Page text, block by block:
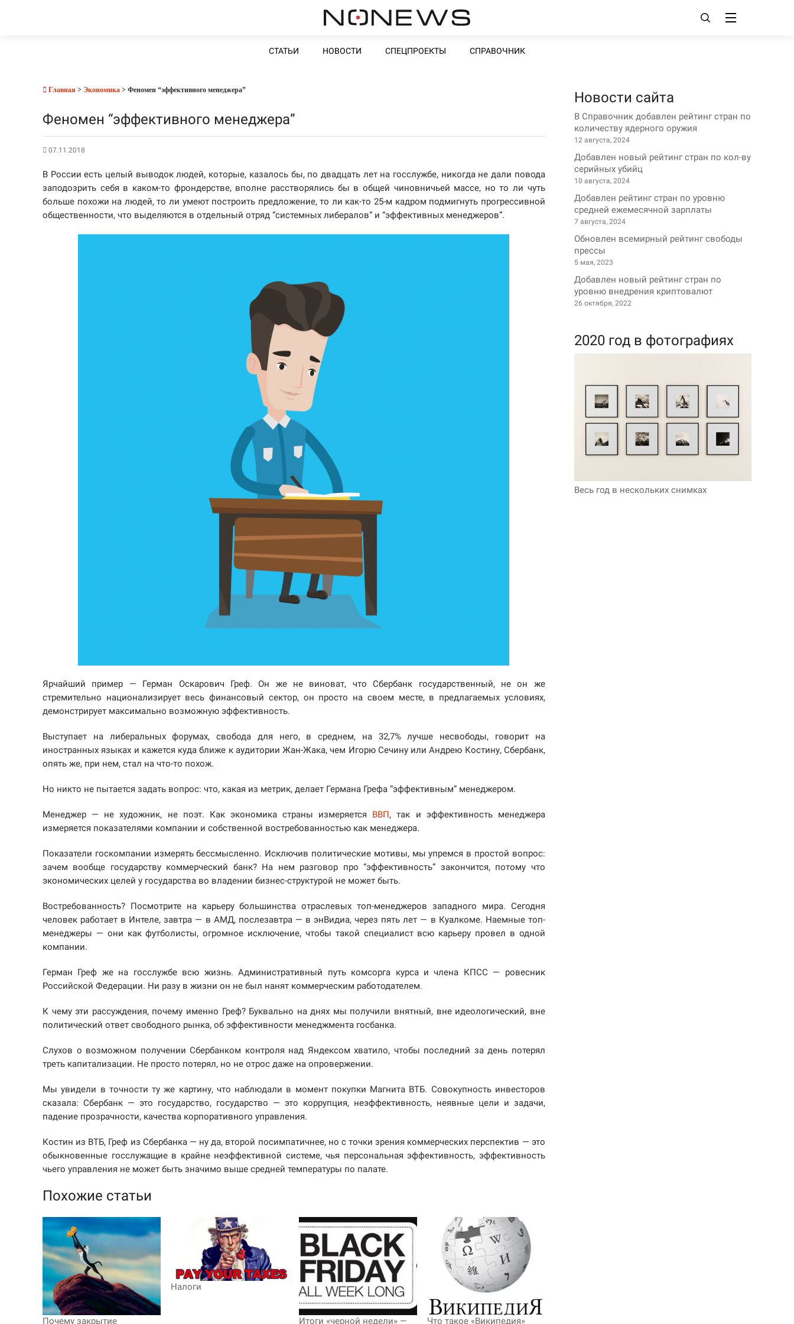
СТАТЬИ НОВОСТИ СПЕЦПРОЕКТЫ СПРАВОЧНИК
Главная > Экономика > Феномен “эффективного менеджера”
Феномен “эффективного менеджера”
07.11.2018
В России есть целый выводок людей, которые, казалось бы, по двадцать лет на госслужбе, никогда не дали повода
заподозрить себя в каком-то фрондерстве, вполне расстворялись бы в общей чиновничьей массе, но то ли чуть
больше похожи на людей, то ли умеют построить предложение, то ли как-то 25-м кадром подмигнуть прогрессивной
общественности, что выделяются в отдельный отряд “системных либералов” и “эффективных менеджеров”.
Ярчайший пример — Герман Оскарович Греф. Он же не виноват, что Сбербанк государственный, не он же
стремительно национализирует весь финансовый сектор, он просто на своем месте, в предлагаемых условиях,
демонстрирует максимально возможную эффективность.
Выступает на либеральных форумах, свобода для него, в среднем, на 32,7% лучше несвободы, говорит на
иностранных языках и кажется куда ближе к аудитории Жан-Жака, чем Игорю Сечину или Андрею Костину, Сбербанк,
опять же, при нем, стал на что-то похож.
Но никто не пытается задать вопрос: что, какая из метрик, делает Германа Грефа “эффективным” менеджером.
Менеджер — не художник, не поэт. Как экономика страны измеряется ВВП, так и эффективность менеджера
измеряется показателями компании и собственной востребованностью как менеджера.
Показатели госкомпании измерять бессмысленно. Исключив политические мотивы, мы упремся в простой вопрос:
зачем вообще государству коммерческий банк? На нем разговор про “эффективность” закончится, потому что
экономических целей у государства во владении бизнес-структурой не может быть.
Востребованность? Посмотрите на карьеру большинства отраслевых топ-менеджеров западного мира. Сегодня
человек работает в Интеле, завтра — в АМД, послезавтра — в энВидиа, через пять лет — в Куалкоме. Наемные топ-
менеджеры — они как футболисты, огромное исключение, чтобы такой специалист всю карьеру провел в одной
компании.
Герман Греф же на госслужбе всю жизнь. Административный путь комсорга курса и члена КПСС — ровесник
Российской Федерации. Ни разу в жизни он не был нанят коммерческим работодателем.
К чему эти рассуждения, почему именно Греф? Буквально на днях мы получили внятный, вне идеологический, вне
политический ответ свободного рынка, об эффективности менеджмента госбанка.
Слухов о возможном получении Сбербанком контроля над Яндексом хватило, чтобы последний за день потерял
треть капитализации. Не просто потерял, но не отрос даже на опровержении.
Мы увидели в точности ту же картину, что наблюдали в момент покупки Магнита ВТБ. Совокупность инвесторов
сказала: Сбербанк — это государство, государство — это коррупция, неэффективность, неявные цели и задачи,
падение прозрачности, качества корпоративного управления.
Костин из ВТБ, Греф из Сбербанка — ну да, второй посимпатичнее, но с точки зрения коммерческих перспектив — это
обыкновенные госслужащие в крайне неэффективной системе, чья персональная эффективность, эффективность
чьего управления не может быть значимо выше средней температуры по палате.
Похожие статьи
Почему закрытие
Налоги
Итоги «черной недели» — Что такое «Википедия»
Новости сайта
В Справочник добавлен рейтинг стран по
количеству ядерного оружия
12 августа, 2024
Добавлен новый рейтинг стран по кол-ву
серийных убийц
10 августа, 2024
Добавлен рейтинг стран по уровню
средней ежемесячной зарплаты
7 августа, 2024
Обновлен всемирный рейтинг свободы
прессы
5 мая, 2023
Добавлен новый рейтинг стран по
уровню внедрения криптовалют
26 октября, 2022
2020 год в фотографиях
Весь год в нескольких снимках